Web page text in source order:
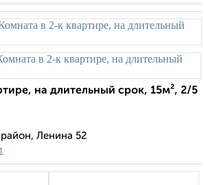
на длительный срок, 15м², 2/5
Ленина 52